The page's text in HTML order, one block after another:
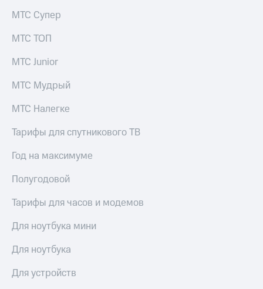
МТС Супер
МТС ТОП
МТС Junior
МТС Мудрый
МТС Налегке
Тарифы для спутникового ТВ
Год на максимуме
Полугодовой
Тарифы для часов и модемов
Для ноутбука мини
Для ноутбука
Для устройств